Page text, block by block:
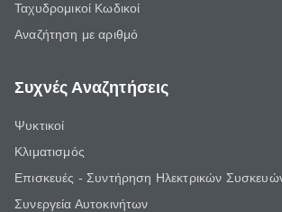
Ταχυδρομικοί Κωδικοί
Αναζήτηση με αριθμό
Συχνές Αναζητήσεις
Ψυκτικοί
Κλιματισμός
Επισκευές - Συντήρηση Ηλεκτρικών
Συνεργεία Αυτοκινήτων